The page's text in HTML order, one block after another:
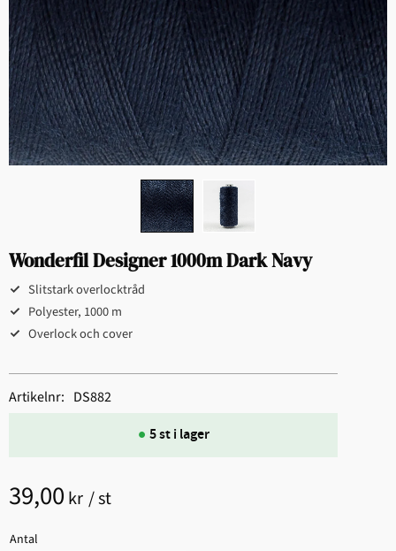
Wonderfil Designer 1000m Dark Navy
Slitstark overlocktråd
Polyester, 1000 m
Overlock och cover
39,00 kr /st
Antal
5 st i lager
Artikelnr DS882